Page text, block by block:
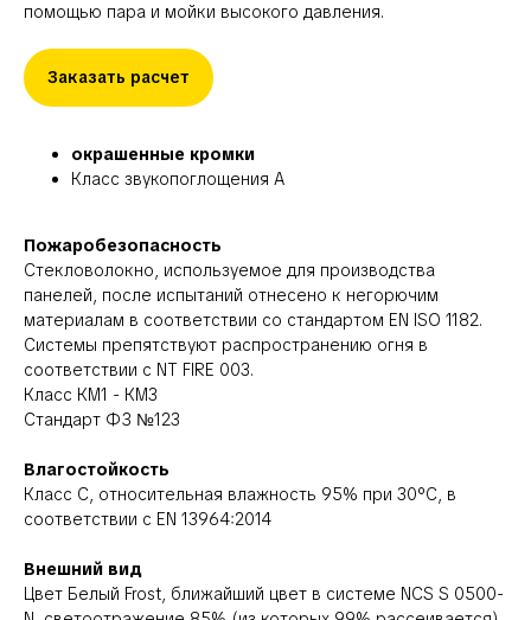
помощью пара и мойки высокого давления.
Заказать расчет
окрашенные кромки
Класс звукопоглощения А
Пожаробезопасность
Стекловолокно, используемое для производства
панелей, после испытаний отнесено к негорючим
материалам в соответствии со стандартом EN ISO 1182.
Системы препятствуют распространению огня в
соответствии с NT FIRE 003.
Класс КМ1 - КМ3
Стандарт ФЗ №123
Влагостойкость
Класс C, относительная влажность 95% при 30°C, в
соответствии с EN 13964:2014
Внешний вид
Цвет Белый Frost, ближайший цвет в системе NCS S 0500-